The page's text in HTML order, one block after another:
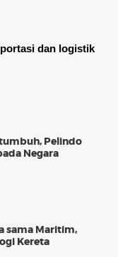
dan logistik
Pelindo
Negara
sama Maritim,
Kereta